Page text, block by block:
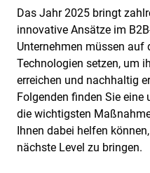
Das Jahr 2025 bringt
innovative Ansätze im
Unternehmen müssen auf
Technologien setzen, um
erreichen und nachhaltig
Folgenden finden Sie eine
die wichtigsten
Ihnen dabei helfen
nächste Level zu bringen.